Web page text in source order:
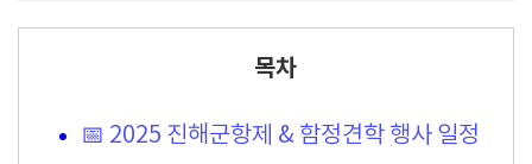
목차
📅 2025 진해군항제 & 함정견학 행사 일정